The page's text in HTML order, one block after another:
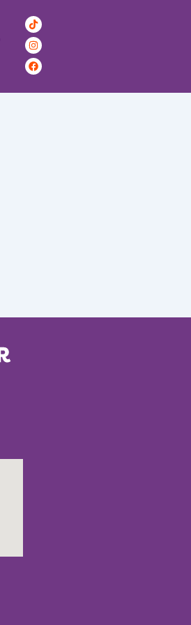
Tiktok
Instagram
Facebook